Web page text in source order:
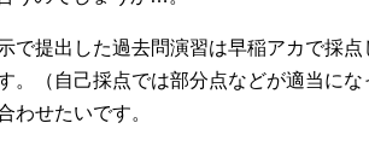
で提出した過去問演習は早稲アカで採
。（自己採点では部分点などが適当にな
わせたいです。